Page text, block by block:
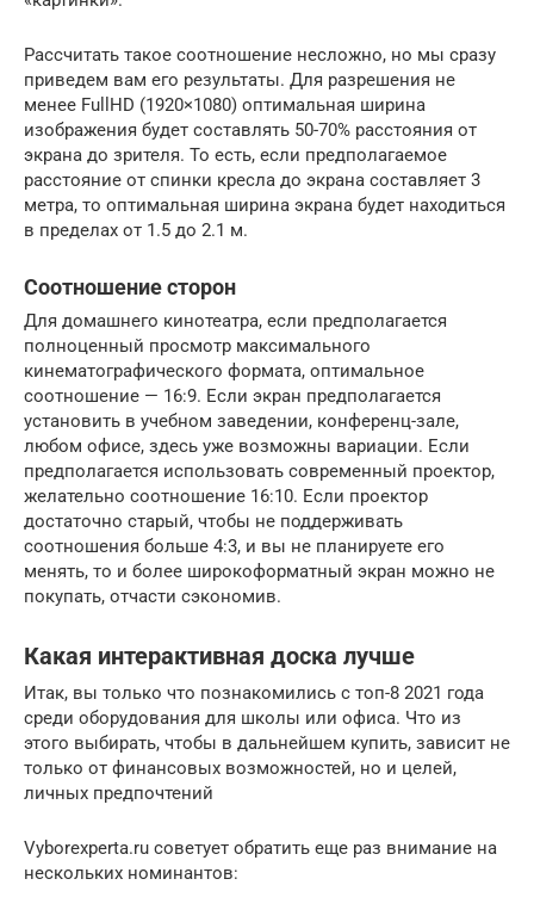
Рассчитать такое соотношение несложно, но мы сразу
приведем вам его результаты. Для разрешения не
менее FullHD (1920×1080) оптимальная ширина
изображения будет составлять 50-70% расстояния от
экрана до зрителя. То есть, если предполагаемое
расстояние от спинки кресла до экрана составляет 3
метра, то оптимальная ширина экрана будет находиться
в пределах от 1.5 до 2.1 м.
Соотношение сторон
Для домашнего кинотеатра, если предполагается
полноценный просмотр максимального
кинематографического формата, оптимальное
соотношение — 16:9. Если экран предполагается
установить в учебном заведении, конференц-зале,
любом офисе, здесь уже возможны вариации. Если
предполагается использовать современный проектор,
желательно соотношение 16:10. Если проектор
достаточно старый, чтобы не поддерживать
соотношения больше 4:3, и вы не планируете его
менять, то и более широкоформатный экран можно не
покупать, отчасти сэкономив.
Какая интерактивная доска лучше
Итак, вы только что познакомились с топ-8 2021 года
среди оборудования для школы или офиса. Что из
этого выбирать, чтобы в дальнейшем купить, зависит не
только от финансовых возможностей, но и целей,
личных предпочтений
Vyborexperta.ru советует обратить еще раз внимание на
нескольких номинантов: